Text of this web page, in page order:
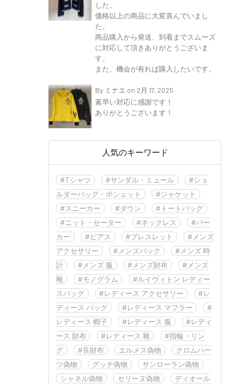
した。
価格以上の商品に大変喜んでいまし
た。
商品購入から発送、到着までスムーズ
に対応して頂きありがとうございま
す。
また、機会が有れば購入したいです。
By ミナエ on 2月 17, 2025
素早い対応に感謝です！
ありがとうございます！
人気のキーワード
#Tシャツ #サンダル・ミュール
#ショ
ルダーバッグ・ポシェット
#ジャケット
#スニーカー
#ダウン
#トートバッグ
#ニット・セーター
#ネックレス
#パー
カー
#ピアス #ブレスレット
#メンズ
アクセサリー
#メンズバック
#メンズ 時
計
#メンズ 服 #メンズ財布
#メンズ
靴
#モノグラム
#ルイヴィトン レディー
スバッグ
#レディース アクセサリー
#レ
ディース バッグ
#レディース マフラー
#
レディース 帽子
#レディース 服
#レディ
ース 財布
#レディース 靴
#指輪・リン
グ
#長財布 エルメス偽物
クロムハー
ツ偽物
グッチ偽物
サンローラン偽物
シャネル偽物
セリーヌ偽物
ディオール